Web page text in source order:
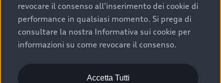
Acquistare un’auto usata in una Concessionaria ufficiale
Audi che offre l’usato garantito tramite Audi Prima
Scelta :plus, significa affidarsi ad un prodotto che viene
sottoposto a 110 controlli approfonditi e coperto da
garanzia fino a 4 anni per una maggiore tutela del tuo
acquisto.
revocare il consenso all'inserimento dei cookie di
performance in qualsiasi momento. Si prega di
consultare la nostra Informativa sui cookie per
informazioni su come revocare il consenso.
Accetta Tutti